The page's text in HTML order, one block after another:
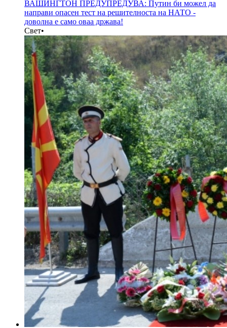
ВАШИНГТОН ПРЕДУПРЕДУВА: Путин би можел да
направи опасен тест на решителноста на НАТО -
доволна е само оваа држава!
Свет•